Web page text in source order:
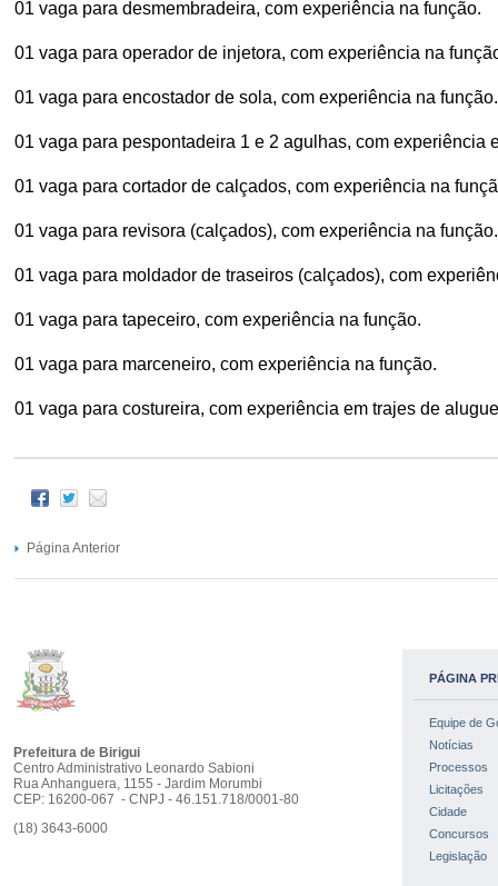
01 vaga para desmembradeira, com experiência na função.
01 vaga para operador de injetora, com experiência na
01 vaga para encostador de sola, com experiência na função.
01 vaga para pespontadeira 1 e 2 agulhas, com experiência
01 vaga para cortador de calçados, com experiência na
01 vaga para revisora (calçados), com experiência na função.
01 vaga para moldador de traseiros (calçados), com
01 vaga para tapeceiro, com experiência na função.
01 vaga para marceneiro, com experiência na função.
01 vaga para costureira, com experiência em trajes de
Página Anterior
Prefeitura de Birigui
Centro Administrativo Leonardo Sabioni
Rua Anhanguera, 1155 - Jardim Morumbi
CEP: 16200-067 - CNPJ - 46.151.718/0001-80
(18) 3643-6000
PÁGINA
Equipe de
Notícias
Processos
Licitações
Cidade
Concursos
Legislação